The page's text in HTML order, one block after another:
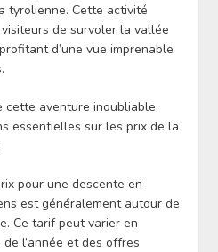
tyrolienne. Cette activité
de survoler la vallée
d’une vue imprenable
cette aventure inoubliable,
essentielles sur les prix de la
pour une descente en
est généralement autour de
Ce tarif peut varier en
l’année et des offres